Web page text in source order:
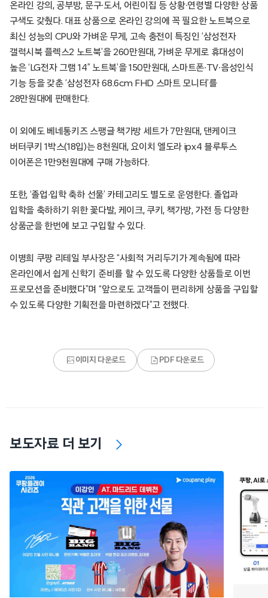
온라인 강의, 공부방, 문구∙도서, 어린이집 등 상황∙연령별 다양한 상품
구색도 갖췄다. 대표 상품으로 온라인 강의에 꼭 필요한 노트북으로
최신 성능의 CPU와 가벼운 무게, 고속 충전이 특징인 ‘삼성전자
갤럭시북 플렉스2 노트북’을 260만원대, 가벼운 무게로 휴대성이
높은 ‘LG전자 그램 14” 노트북’을 150만원대, 스마트폰∙TV∙음성인식
기능 등을 갖춘 ‘삼성전자 68.6cm FHD 스마트 모니터’를
28만원대에 판매한다.
이 외에도 베네통키즈 스팽글 책가방 세트가 7만원대, 댄케이크
버터쿠키 1박스(18입)는 8천원대, 요이치 엘도라 ipx4 블루투스
이어폰은 1만9천원대에 구매 가능하다.
또한, ‘졸업∙입학 축하 선물’ 카테고리도 별도로 운영한다. 졸업과
입학을 축하하기 위한 꽃다발, 케이크, 쿠키, 책가방, 가전 등 다양한
상품군을 한번에 보고 구입할 수 있다.
이병희 쿠팡 리테일 부사장은 “사회적 거리두기가 계속됨에 따라
온라인에서 쉽게 신학기 준비를 할 수 있도록 다양한 상품들로 이번
프로모션을 준비했다”며 “앞으로도 고객들이 편리하게 상품을 구입할
수 있도록 다양한 기획전을 마련하겠다”고 전했다.
이미지 다운로드 PDF 다운로드
보도자료 더 보기